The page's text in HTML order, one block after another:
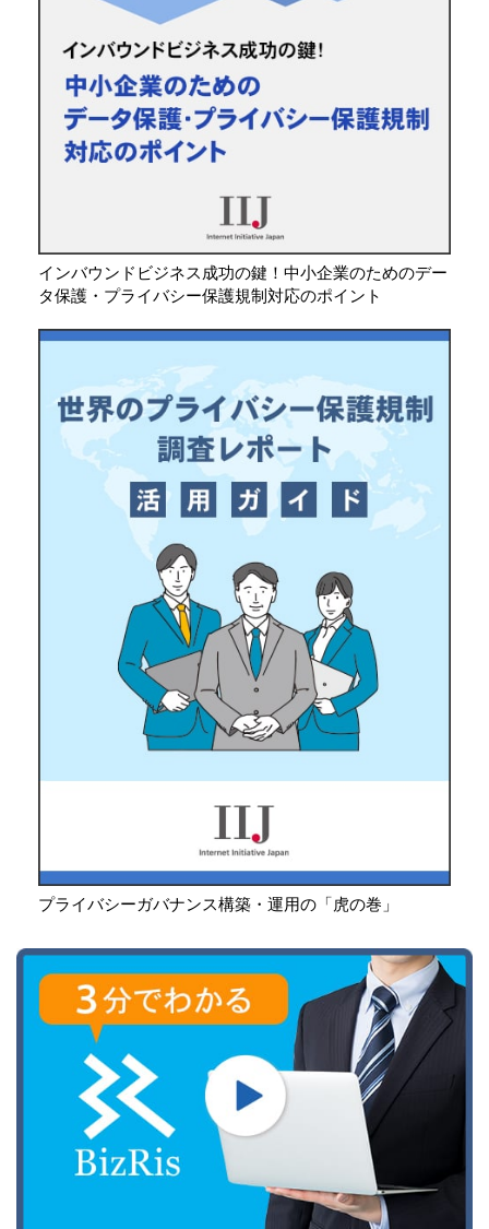
インバウンドビジネス成功の鍵！中小企業のためのデー
タ保護・プライバシー保護規制対応のポイント
プライバシーガバナンス構築・運用の「虎の巻」